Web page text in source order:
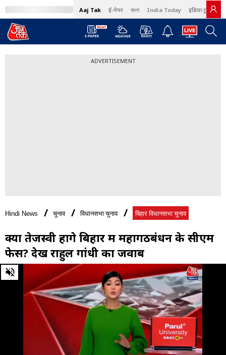
Aaj Tak ई-पेपर বাংলা India Today इंडिया टुडे हिंदी
ADVERTISEMENT
Hindi News चुनाव विधानसभा चुनाव बिहार विधानसभा चुनाव
क्या तेजस्वी होंगे बिहार में महागठबंधन के सीएम
फेस? देखें राहुल गांधी का जवाब
0
of
minutes,